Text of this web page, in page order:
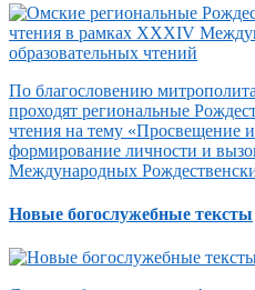
По благословению
проходят региональные
чтения на тему «Просвещение
формирование личности и
Международных
Новые богослужебные тексты